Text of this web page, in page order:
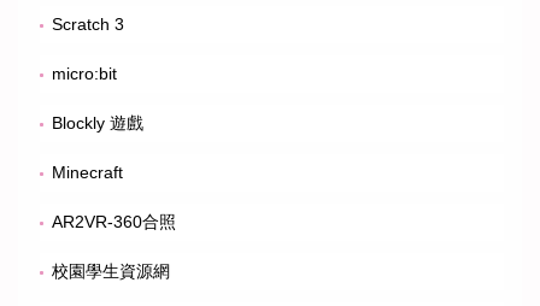
Scratch 3
micro:bit
Blockly 遊戲
Minecraft
AR2VR-360合照
校園學生資源網